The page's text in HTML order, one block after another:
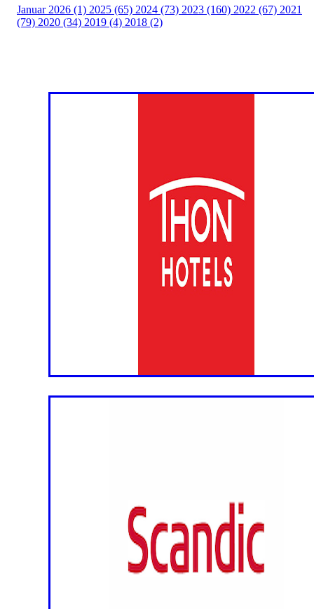
Januar 2026 (1) 2025 (65) 2024 (73) 2023 (160) 2022 (67) 2021
(79) 2020 (34) 2019 (4) 2018 (2)